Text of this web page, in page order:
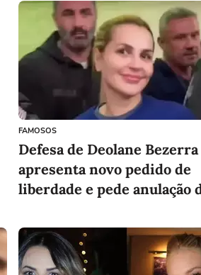
FAMOSOS
Defesa de Deolane Bezerra
apresenta novo pedido de
liberdade e pede anulação